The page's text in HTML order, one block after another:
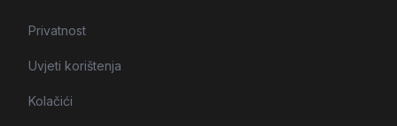
Privatnost
Uvjeti korištenja
Kolačići